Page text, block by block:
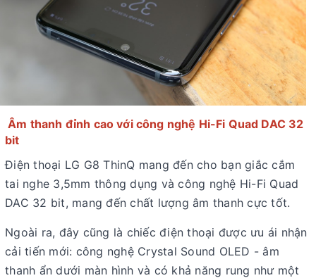
Âm thanh đỉnh cao với công nghệ Hi-Fi Quad DAC 32
bit
Điện thoại LG G8 ThinQ mang đến cho bạn giắc cắm
tai nghe 3,5mm thông dụng và công nghệ Hi-Fi Quad
DAC 32 bit, mang đến chất lượng âm thanh cực tốt.
Ngoài ra, đây cũng là chiếc điện thoại được ưu ái nhận
cải tiến mới: công nghệ Crystal Sound OLED - âm
thanh ẩn dưới màn hình và có khả năng rung như một